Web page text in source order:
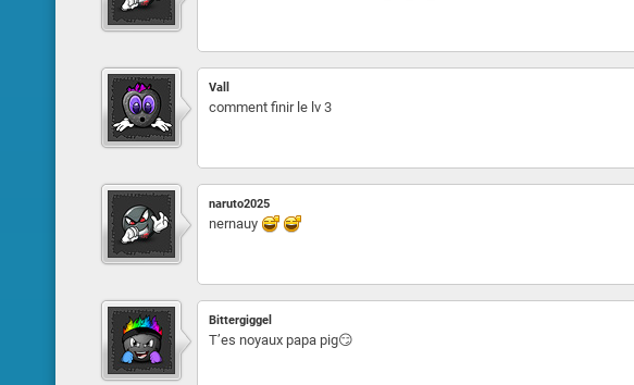
Vall
comment finir le lv 3
naruto2025
nernauy
Bittergiggel
T’es noyaux papa pig😏